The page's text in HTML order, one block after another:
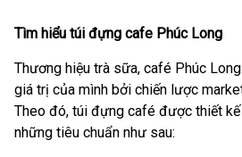
Tìm hiểu túi đựng cafe Phúc Long
Thương hiệu trà sữa, café Phúc
giá trị của mình bởi chiến lược
Theo đó, túi đựng café được thiết
những tiêu chuẩn như sau: